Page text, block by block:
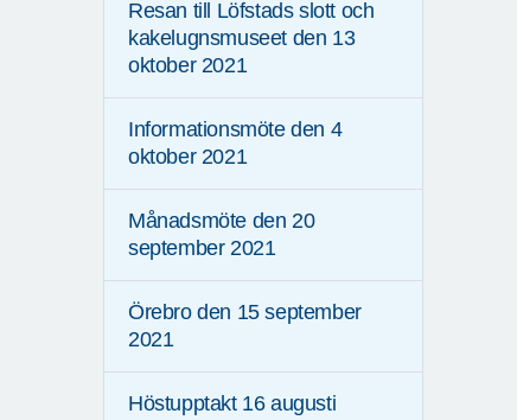
Resan till Löfstads slott och
kakelugnsmuseet den 13
oktober 2021
Informationsmöte den 4
oktober 2021
Månadsmöte den 20
september 2021
Örebro den 15 september
2021
Höstupptakt 16 augusti